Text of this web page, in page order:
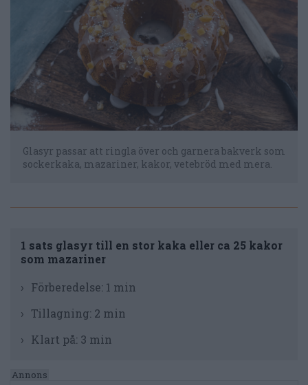
Glasyr passar att ringla över och garnera bakverk som
sockerkaka, mazariner, kakor, vetebröd med mera.
1 sats glasyr till en stor kaka eller ca 25 kakor
som mazariner
Förberedelse: 1 min
Tillagning: 2 min
Klart på: 3 min